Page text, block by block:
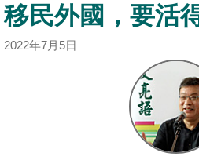
宅
谷
移民外國，要活
2022年7月5日